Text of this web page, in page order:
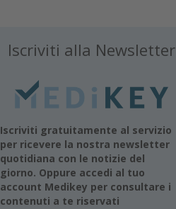
Iscriviti alla Newsletter
Iscriviti gratuitamente al servizio
per ricevere la nostra newsletter
quotidiana con le notizie del
giorno. Oppure accedi al tuo
account Medikey per consultare i
contenuti a te riservati